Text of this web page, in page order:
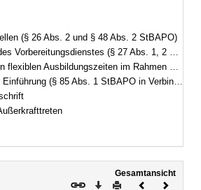
(§ 26 Abs. 2 und § 48 Abs. 2 StBAPO)
(§ 27 Abs. 1, 2 und 4 und § 49 Abs. 1, 2 und 4 StBAPO)
im Rahmen der berufspraktischen Ausbildung (§ 34 Abs. 4 und § 59 Abs. 4 StBAPO)
(§ 85 Abs. 1 StBAPO in Verbindung mit § 5 Abs. 2 Satz 7 StBAG)
Gesamtansicht
Download
DruckenVorheriges